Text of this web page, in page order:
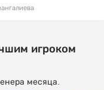
игроком
месяца.